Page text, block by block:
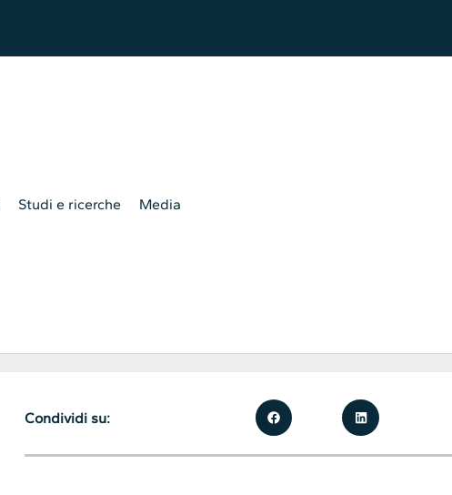
Studi e ricerche Media
Condividi su: